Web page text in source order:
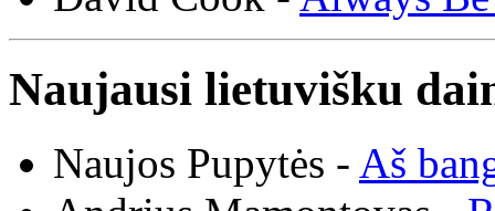
Naujausi lietuvišku
Naujos Pupytės - Aš